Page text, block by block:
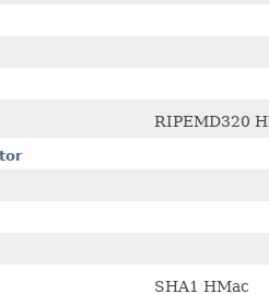
RIPEMD320
SHA1 HMac